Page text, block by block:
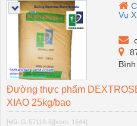
Vụ
Đường thực phẩm
XIAO 25kg/bao
[Mã: G-57118-5][xem: 1644]